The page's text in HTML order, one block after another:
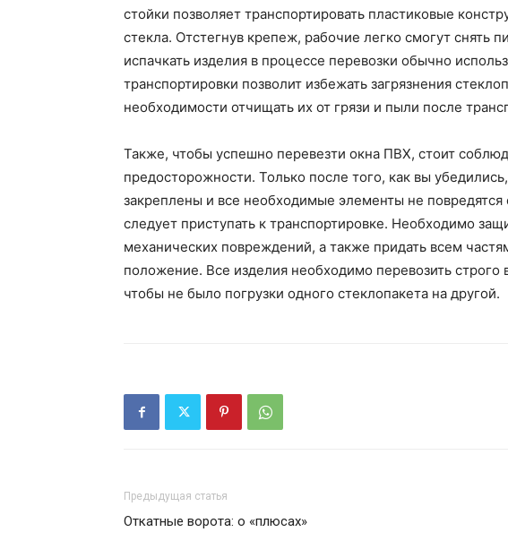
стойки позволяет транспортировать пластиковые
стекла. Отстегнув крепеж, рабочие легко смогут снять
испачкать изделия в процессе перевозки обычно
транспортировки позволит избежать загрязнения
необходимости отчищать их от грязи и пыли после
Также, чтобы успешно перевезти окна ПВХ, стоит
предосторожности. Только после того, как вы
закреплены и все необходимые элементы не повредятся
следует приступать к транспортировке. Необходимо
механических повреждений, а также придать всем
положение. Все изделия необходимо перевозить строго
чтобы не было погрузки одного стеклопакета на другой.
Предыдущая статья
Откатные ворота: о «плюсах»